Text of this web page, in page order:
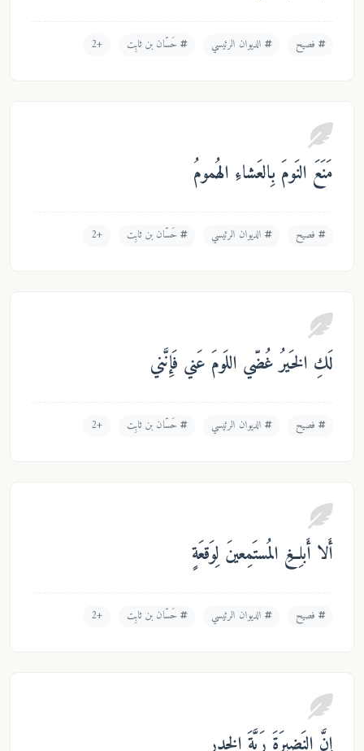
الديوان الرئيسي حَسّان بن ثابِت +2
النَومَ بِالعَشاءِ الهُمومُ
الديوان الرئيسي حَسّان بن ثابِت +2
الخَيرُ غُضّي اللَومَ عَني فَإِنَّني
الديوان الرئيسي حَسّان بن ثابِت +2
أَبلِغِ المُستَمِعينَ لِوَقعَةٍ
الديوان الرئيسي حَسّان بن ثابِت +2